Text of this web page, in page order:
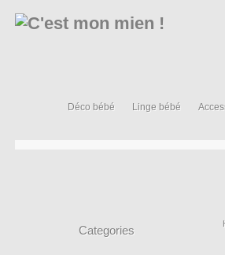
Déco bébé Linge bébé
Categories